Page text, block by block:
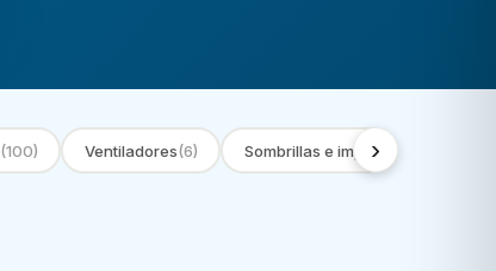
(100) Ventiladores(6) Sombrillas e impermeables
›